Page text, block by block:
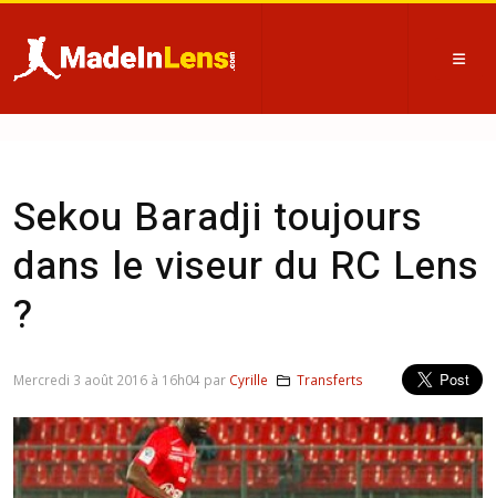
Sekou Baradji toujours
dans le viseur du RC Lens
?
Mercredi 3 août 2016 à 16h04 par Cyrille Transferts